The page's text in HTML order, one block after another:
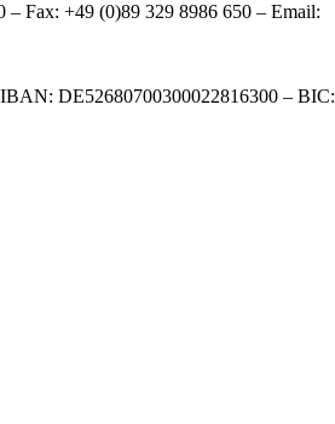
Fax: +49 (0)89 329 8986 650 – Email:
DE52680700300022816300 – BIC: